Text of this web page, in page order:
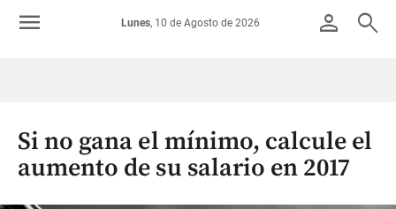
Colombia
person search
Lunes, 10 de Agosto de 2026
menu
Si no gana el mínimo, calcule el
aumento de su salario en 2017